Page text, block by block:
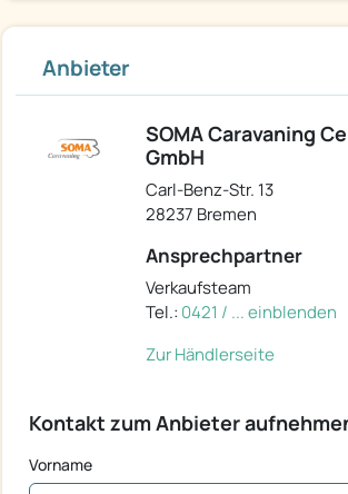
Anbieter
SOMA Caravaning
GmbH
Carl-Benz-Str. 13
28237 Bremen
Ansprechpartner
Verkaufsteam
Tel.: 0421 / ... einblenden
Zur Händlerseite
Kontakt zum Anbieter
Vorname